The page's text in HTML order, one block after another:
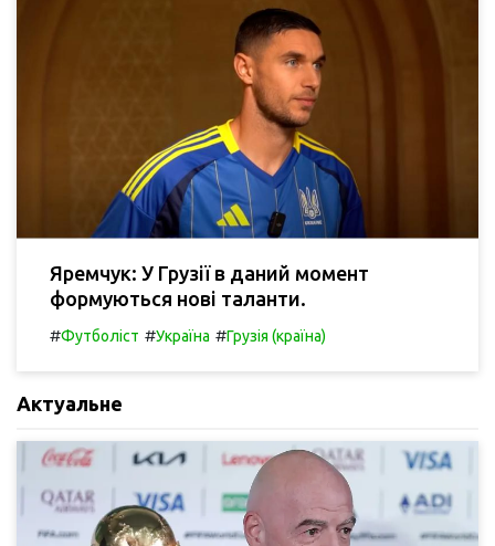
Яремчук: У Грузії в даний момент
формуються нові таланти.
#Футболіст #Україна #Грузія (країна)
Актуальне